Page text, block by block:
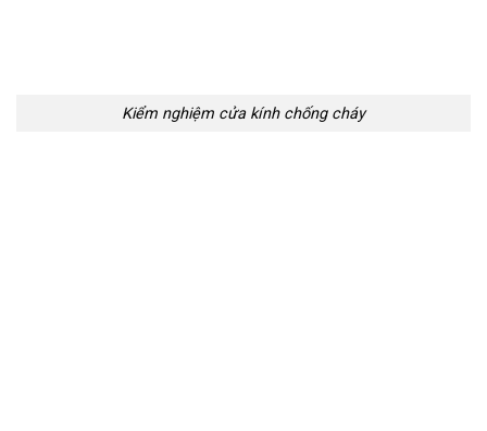
Kiểm nghiệm cửa kính chống cháy